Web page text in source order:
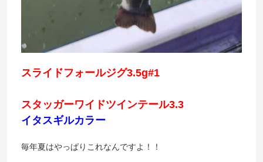
スライドフォールジグ3.5g#1
スタッガーワイドツインテール3.3
イタスギルカラー
毎年夏はやっぱりこれなんですよ！！